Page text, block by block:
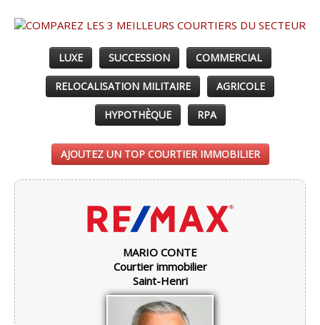
ESPACE COURTIER ▼
LUXE SUCCESSION COMMERCIAL
RELOCALISATION MILITAIRE AGRICOLE
HYPOTHÈQUE RPA
AJOUTEZ UN TOP COURTIER IMMOBILIER
MARIO CONTE
Courtier immobilier
Saint-Henri